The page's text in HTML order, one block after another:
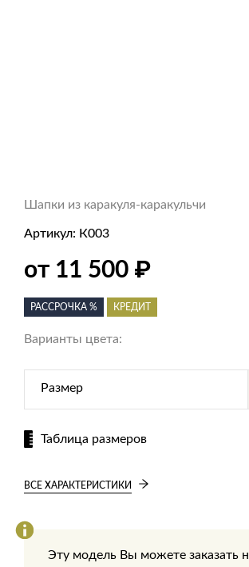
Шапки из каракуля-каракульчи
Артикул: К003
от 11 500 ₽
РАССРОЧКА % КРЕДИТ
Варианты цвета:
Размер
Таблица размеров
ВСЕ ХАРАКТЕРИСТИКИ
Эту модель Вы можете заказать